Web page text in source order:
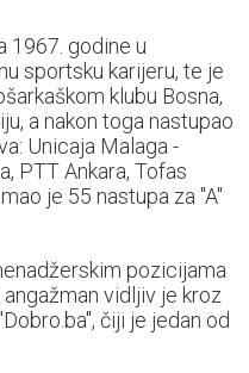
1967. godine u
sportsku karijeru, te je
klubu Bosna,
a nakon toga nastupao
Unicaja Malaga -
PTT Ankara, Tofas
je 55 nastupa za "A"
pozicijama
vidljiv je kroz
čiji je jedan od